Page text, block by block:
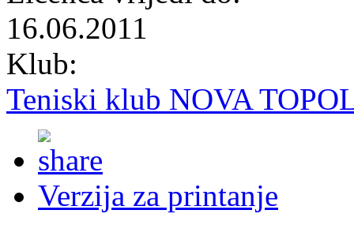
16.06.2011
Klub:
Teniski klub NOVA
Verzija za printanje